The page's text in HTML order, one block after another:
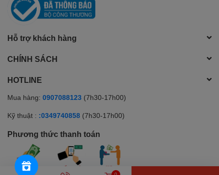
Hỗ trợ khách hàng
CHÍNH SÁCH
HOTLINE
Mua hàng: 0907088123 (7h30-17h00)
Kỹ thuật : :0349740858 (7h30-17h00)
Phương thức thanh toán